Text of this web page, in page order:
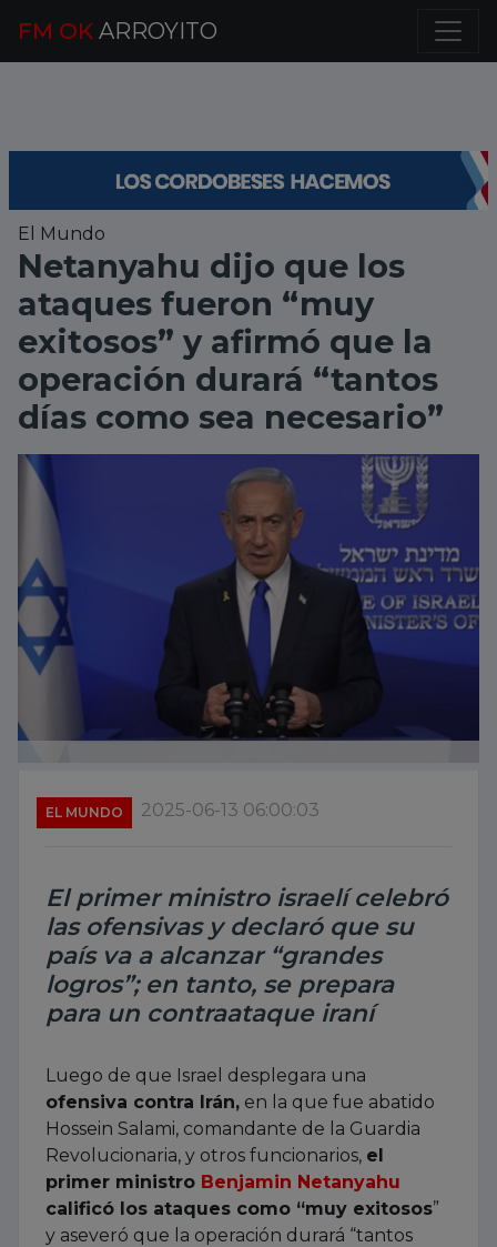
FM OK ARROYITO
El Mundo
Netanyahu dijo que los
ataques fueron “muy
exitosos” y afirmó que la
operación durará “tantos
días como sea necesario”
EL MUNDO 2025-06-13 06:00:03
El primer ministro israelí celebró
las ofensivas y declaró que su
país va a alcanzar “grandes
logros”; en tanto, se prepara
para un contraataque iraní
Luego de que Israel desplegara una
ofensiva contra Irán, en la que fue abatido
Hossein Salami, comandante de la Guardia
Revolucionaria, y otros funcionarios, el
primer ministro Benjamin Netanyahu
calificó los ataques como “muy exitosos”
y aseveró que la operación durará “tantos